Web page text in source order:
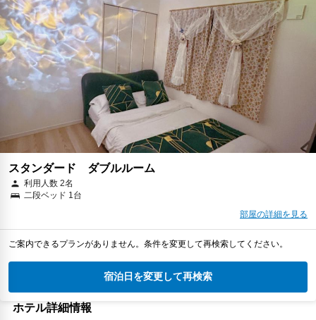
スタンダード ダブルルーム
利用人数 2名
二段ベッド 1台
部屋の詳細を見る
ご案内できるプランがありません。条件を変更して再検索してください。
宿泊日を変更して再検索
ホテル詳細情報